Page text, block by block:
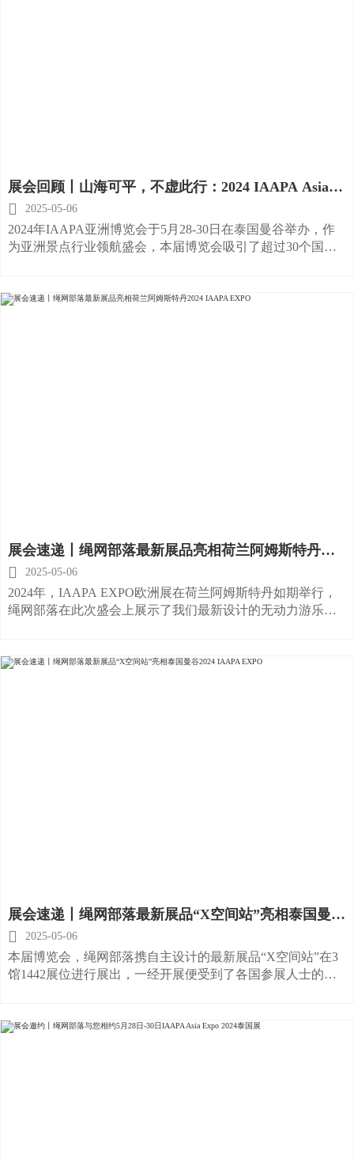
展会回顾丨山海可平，不虚此行：2024 IAAPA Asia
Expo完美落幕，9月Europe再见！
 2025-05-06
2024年IAAPA亚洲博览会于5月28-30日在泰国曼谷举办，作
为亚洲景点行业领航盛会，本届博览会吸引了超过30个国家
部落作为中国大陆的受邀展商之一，在3馆1442号展位进行展
展会速递丨绳网部落最新展品亮相荷兰阿姆斯特丹
2024 IAAPA EXPO
 2025-05-06
2024年，IAAPA EXPO欧洲展在荷兰阿姆斯特丹如期举行，
绳网部落在此次盛会上展示了我们最新设计的无动力游乐设
幸。
展会速递丨绳网部落最新展品“X空间站”亮相泰国曼谷
2024 IAAPA EXPO
 2025-05-06
本届博览会，绳网部落携自主设计的最新展品“X空间站”在3
馆1442展位进行展出，一经开展便受到了各国参展人士的广